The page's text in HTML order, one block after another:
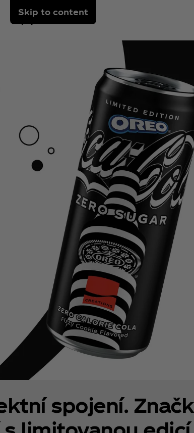
Skip to content
Připojte se
spojení.